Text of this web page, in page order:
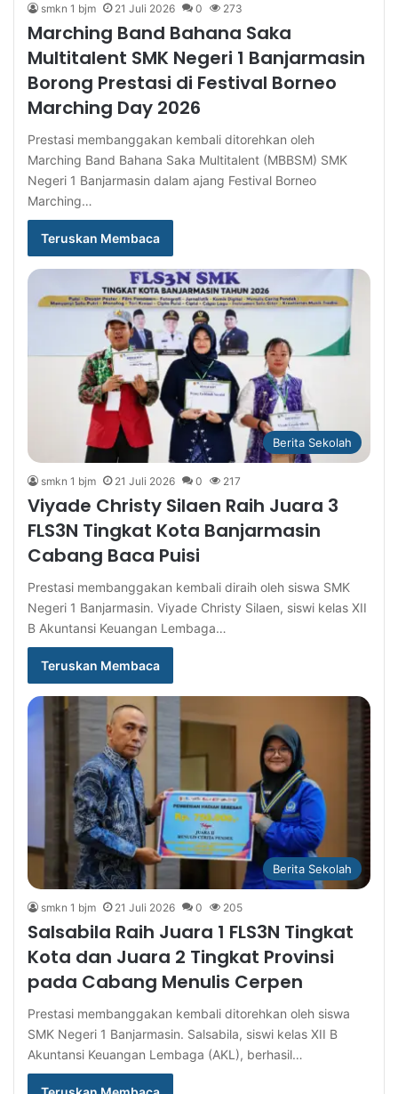
smkn 1 bjm 21 Juli 2026 0 273
Marching Band Bahana Saka
Multitalent SMK Negeri 1 Banjarmasin
Borong Prestasi di Festival Borneo
Marching Day 2026
Prestasi membanggakan kembali ditorehkan oleh
Marching Band Bahana Saka Multitalent (MBBSM) SMK
Negeri 1 Banjarmasin dalam ajang Festival Borneo
Marching…
Teruskan Membaca
Berita Sekolah
smkn 1 bjm 21 Juli 2026 0 217
Viyade Christy Silaen Raih Juara 3
FLS3N Tingkat Kota Banjarmasin
Cabang Baca Puisi
Prestasi membanggakan kembali diraih oleh siswa SMK
Negeri 1 Banjarmasin. Viyade Christy Silaen, siswi kelas XII
B Akuntansi Keuangan Lembaga…
Teruskan Membaca
Berita Sekolah
smkn 1 bjm 21 Juli 2026 0 205
Salsabila Raih Juara 1 FLS3N Tingkat
Kota dan Juara 2 Tingkat Provinsi
pada Cabang Menulis Cerpen
Prestasi membanggakan kembali ditorehkan oleh siswa
SMK Negeri 1 Banjarmasin. Salsabila, siswi kelas XII B
Akuntansi Keuangan Lembaga (AKL), berhasil…